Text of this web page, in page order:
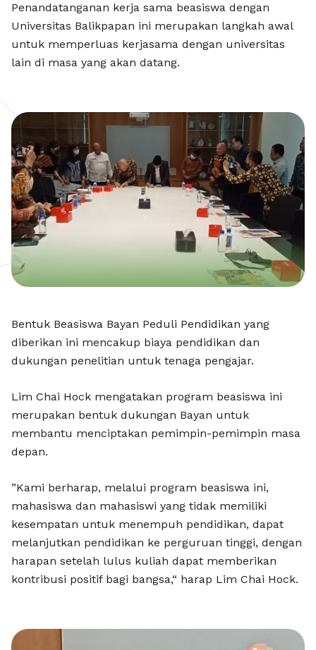
Penandatanganan kerja sama beasiswa dengan
Universitas Balikpapan ini merupakan langkah awal
untuk memperluas kerjasama dengan universitas
lain di masa yang akan datang.
Bentuk Beasiswa Bayan Peduli Pendidikan yang
diberikan ini mencakup biaya pendidikan dan
dukungan penelitian untuk tenaga pengajar.
Lim Chai Hock mengatakan program beasiswa ini
merupakan bentuk dukungan Bayan untuk
membantu menciptakan pemimpin-pemimpin masa
depan.
”Kami berharap, melalui program beasiswa ini,
mahasiswa dan mahasiswi yang tidak memiliki
kesempatan untuk menempuh pendidikan, dapat
melanjutkan pendidikan ke perguruan tinggi, dengan
harapan setelah lulus kuliah dapat memberikan
kontribusi positif bagi bangsa,“ harap Lim Chai Hock.